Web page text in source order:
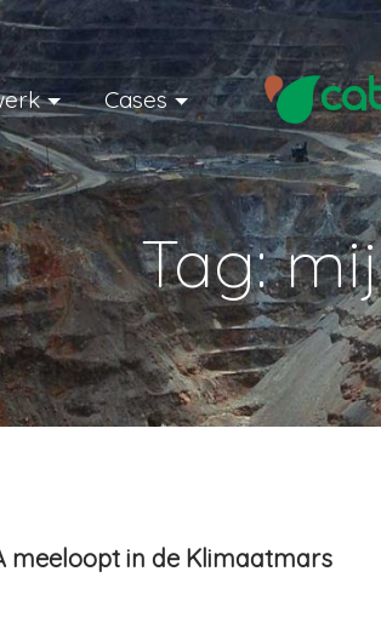
Cases
Tag:
meeloopt in de Klimaatmars